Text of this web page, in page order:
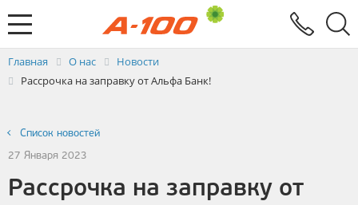
Услуги
Электронный документооборот
Заявка на выставление ЭСЧФ
Главная О нас
Новости
Рассрочка на заправку от Альфа Банк!
Список новостей
27 Января 2023
Рассрочка на заправку от